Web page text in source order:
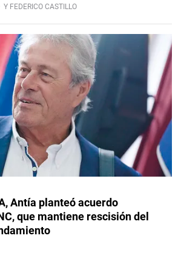
Y FEDERICO CASTILLO
Antía planteó acuerdo
que mantiene rescisión del